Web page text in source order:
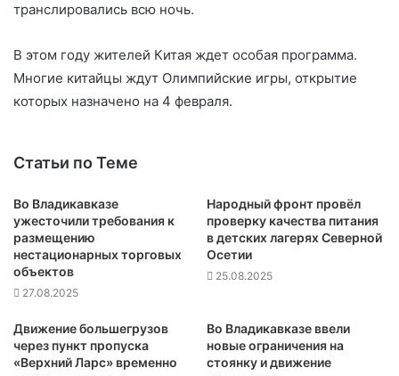
транслировались всю ночь.
В этом году жителей Китая ждет особая программа.
Многие китайцы ждут Олимпийские игры, открытие
которых назначено на 4 февраля.
Статьи по Теме
Во Владикавказе
ужесточили требования к
размещению
нестационарных торговых
объектов
27.08.2025
Народный фронт провёл
проверку качества питания
в детских лагерях Северной
Осетии
25.08.2025
Движение большегрузов
через пункт пропуска
«Верхний Ларс» временно
Во Владикавказе ввели
новые ограничения на
стоянку и движение